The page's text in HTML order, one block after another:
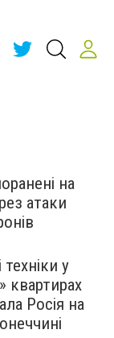
на
атаки
техніки у
квартирах
Росія на